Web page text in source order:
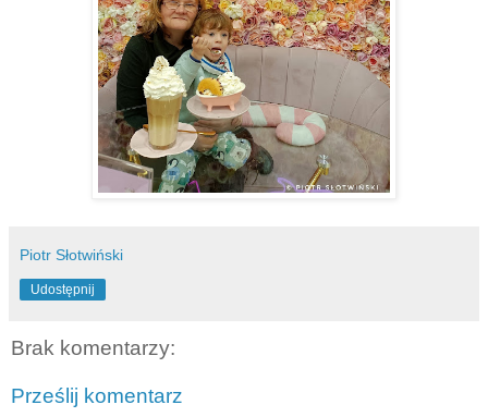
Piotr Słotwiński
Udostępnij
Brak komentarzy:
Prześlij komentarz